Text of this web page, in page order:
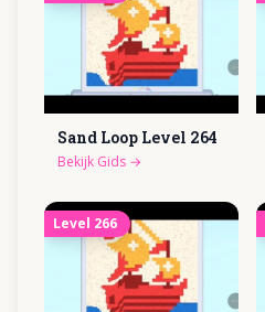
Sand Loop Level 264
Bekijk Gids →
Level 266